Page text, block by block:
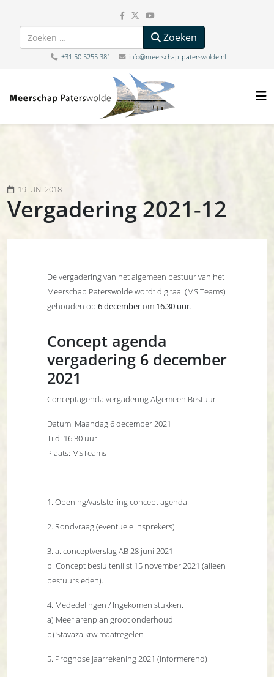
Zoeken Zoeken
+31 50 5255 381 info@meerschap-paterswolde.nl
19 JUNI 2018
Vergadering 2021-12
De vergadering van het algemeen bestuur van het
Meerschap Paterswolde wordt digitaal (MS Teams)
gehouden op 6 decemberom 16.30 uur.
Concept agenda
vergadering 6 december
2021
Conceptagenda vergadering Algemeen Bestuur
Datum: Maandag 6 december 2021
Tijd: 16.30 uur
Plaats: MSTeams
1. Opening/vaststelling concept agenda.
2. Rondvraag (eventuele insprekers).
3. a. conceptverslag AB 28 juni 2021
b. Concept besluitenlijst 15 november 2021 (alleen
bestuursleden).
4. Mededelingen / Ingekomen stukken.
a) Meerjarenplan groot onderhoud
b) Stavaza krw maatregelen
5. Prognose jaarrekening 2021 (informerend)